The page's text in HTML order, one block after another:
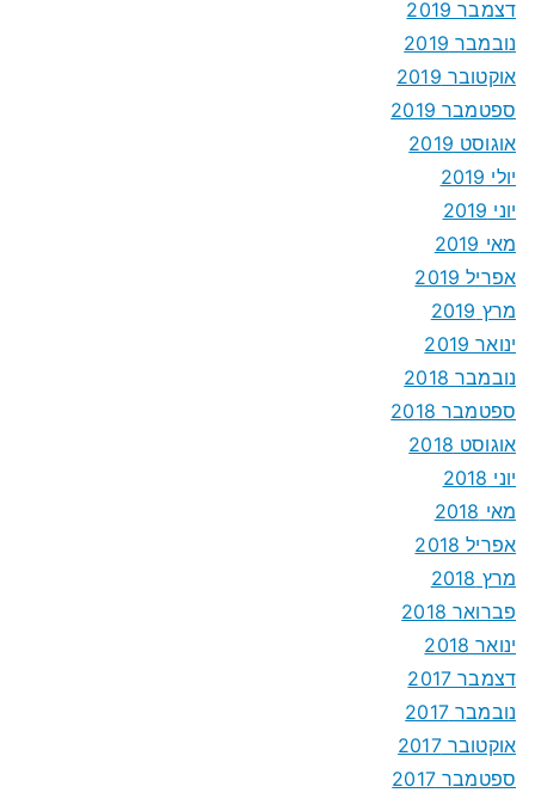
דצמבר 2019
נובמבר 2019
אוקטובר 2019
ספטמבר 2019
אוגוסט 2019
יולי 2019
יוני 2019
מאי 2019
אפריל 2019
מרץ 2019
ינואר 2019
נובמבר 2018
ספטמבר 2018
אוגוסט 2018
יוני 2018
מאי 2018
אפריל 2018
מרץ 2018
פברואר 2018
ינואר 2018
דצמבר 2017
נובמבר 2017
אוקטובר 2017
ספטמבר 2017